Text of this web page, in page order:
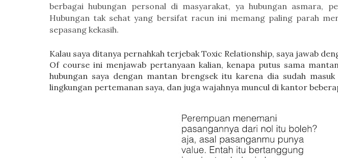
berbagai hubungan personal di masyarakat, ya hubungan asmara,
Hubungan tak sehat yang bersifat racun ini memang paling parah
sepasang kekasih.
Kalau saya ditanya pernahkah terjebak Toxic Relationship, saya jawab
Of course ini menjawab pertanyaan kalian, kenapa putus sama
hubungan saya dengan mantan brengsek itu karena dia sudah
lingkungan pertemanan saya, dan juga wajahnya muncul di kantor